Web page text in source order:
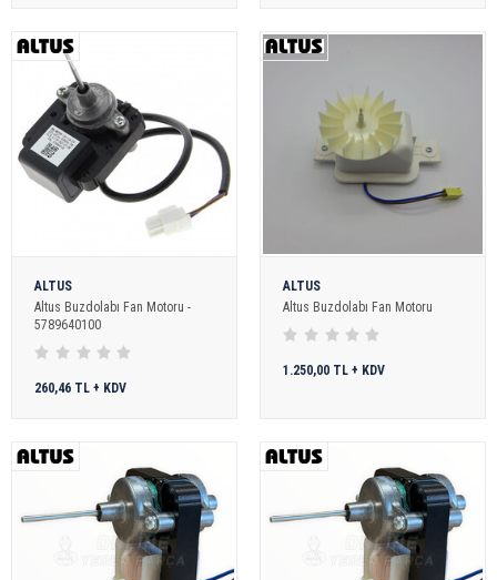
ALTUS
Altus Buzdolabı Fan Motoru -
5789640100
260,46 TL + KDV
ALTUS
Altus Buzdolabı Fan Motoru
1.250,00 TL + KDV